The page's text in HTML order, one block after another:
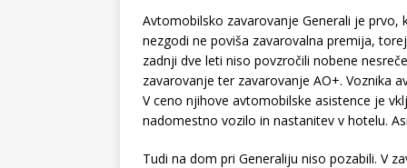
Avtomobilsko zavarovanje Generali je
nezgodi ne poviša zavarovalna premija,
zadnji dve leti niso povzročili nobene
zavarovanje ter zavarovanje AO+. Voznika
V ceno njihove avtomobilske asistence je
nadomestno vozilo in nastanitev v hotelu.
Tudi na dom pri Generaliju niso pozabili. V